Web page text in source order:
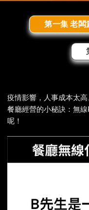
第一集 老闆
疫情影響，人事成本太
餐廳經營的小秘訣：無
呢！